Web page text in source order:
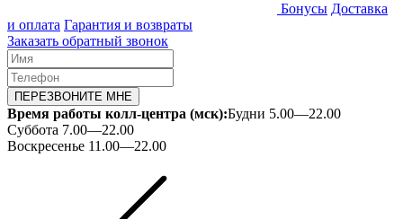
Бонусы Доставка
и оплата Гарантия и возвраты
Заказать обратный звонок
ПЕРЕЗВОНИТЕ МНЕ
Время работы колл-центра (мск):Будни 5.00—22.00
Суббота 7.00—22.00
Воскресенье 11.00—22.00